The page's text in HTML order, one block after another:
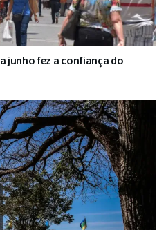
junho fez a confiança do